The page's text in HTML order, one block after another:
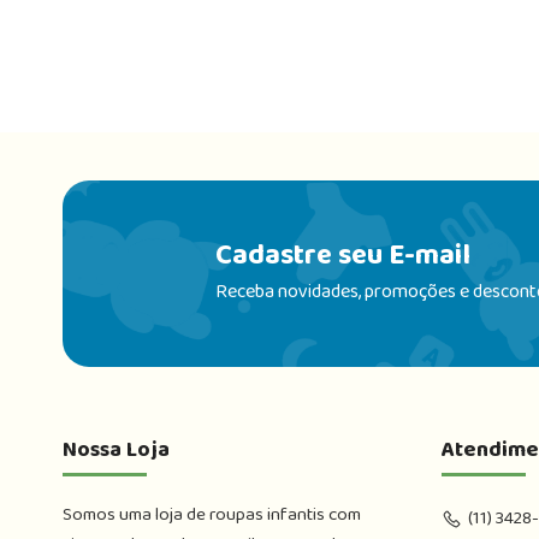
Cadastre seu E-mail
Receba novidades, promoções e
Nossa Loja
Somos uma loja de roupas infantis com
(11)